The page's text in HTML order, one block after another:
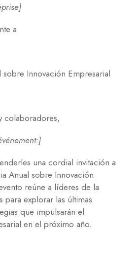
a
Innovación Empresarial
colaboradores,
una cordial invitación a
Anual sobre Innovación
reúne a líderes de la
para explorar las últimas
que impulsarán el
en el próximo año.